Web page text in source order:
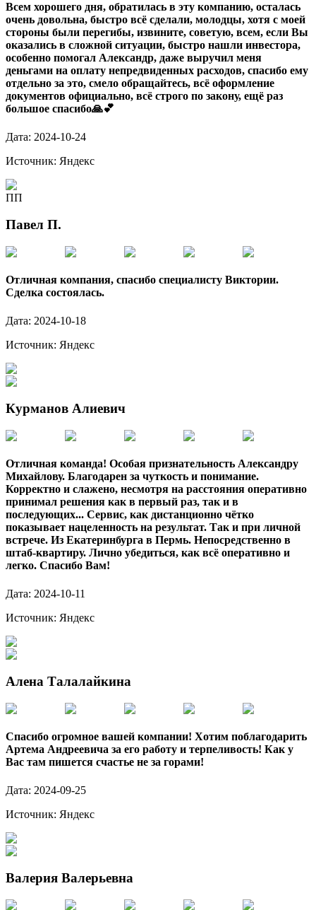
Всем хорошего дня, обратилась в эту компанию, осталась
очень довольна, быстро всё сделали, молодцы, хотя с моей
стороны были перегибы, извините, советую, всем, если Вы
оказались в сложной ситуации, быстро нашли инвестора,
особенно помогал Александр, даже выручил меня
деньгами на оплату непредвиденных расходов, спасибо ему
отдельно за это, смело обращайтесь, всё оформление
документов официально, всё строго по закону, ещё раз
большое спасибо🙏💕
Дата: 2024-10-24
Источник: Яндекс
ПП
Павел П.
Отличная компания, спасибо специалисту Виктории.
Сделка состоялась.
Дата: 2024-10-18
Источник: Яндекс
Курманов Алиевич
Отличная команда! Особая признательность Александру
Михайлову. Благодарен за чуткость и понимание.
Корректно и слажено, несмотря на расстояния оперативно
принимал решения как в первый раз, так и в
последующих... Сервис, как дистанционно чётко
показывает нацеленность на результат. Так и при личной
встрече. Из Екатеринбурга в Пермь. Непосредственно в
штаб-квартиру. Лично убедиться, как всё оперативно и
легко. Спасибо Вам!
Дата: 2024-10-11
Источник: Яндекс
Алена Талалайкина
Спасибо огромное вашей компании! Хотим поблагодарить
Артема Андреевича за его работу и терпеливость! Как у
Вас там пишется счастье не за горами!
Дата: 2024-09-25
Источник: Яндекс
Валерия Валерьевна